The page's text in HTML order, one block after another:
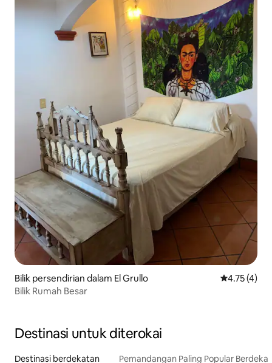
Bilik persendirian dalam El Grullo Penarafan
4.75 (4)
Bilik Rumah Besar
Destinasi untuk diterokai
Destinasi berdekatan Pemandangan Paling Popular